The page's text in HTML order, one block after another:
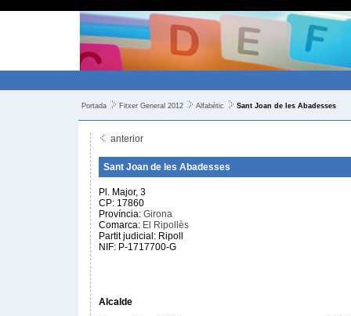
Portada Fitxer General 2012 Alfabètic Sant Joan de les Abadesses
anterior
Sant Joan de les Abadesses
Pl. Major, 3
CP: 17860
Província: Girona
Comarca: El Ripollès
Partit judicial: Ripoll
NIF: P-1717700-G
Alcalde